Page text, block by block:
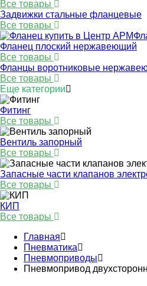
Все товары
Задвижки стальные фланцевые
Все товары
Фланец плоский нержавеющий
Все товары
Фланцы воротниковые
Все товары
Еще категории
Фитинг
Все товары
Вентиль запорный
Все товары
Запасные части клапанов
Все товары
КИП
Все товары
Главная
Пневматика
Пневмоприводы
Пневмопривод